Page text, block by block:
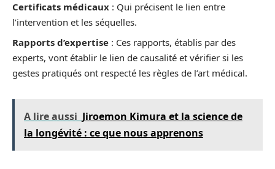
Certificats médicaux : Qui précisent le lien entre
l’intervention et les séquelles.
Rapports d’expertise : Ces rapports, établis par des
experts, vont établir le lien de causalité et vérifier si les
gestes pratiqués ont respecté les règles de l’art médical.
A lire aussi Jiroemon Kimura et la science de
la longévité : ce que nous apprenons